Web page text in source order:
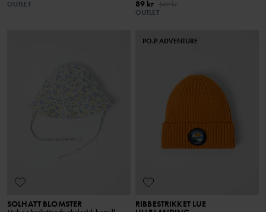
OUTLET
89 kr
OUTLET
SOLHATT BLOMSTER
PO.P ADVENTURE
RIBBESTRIKKET LUE